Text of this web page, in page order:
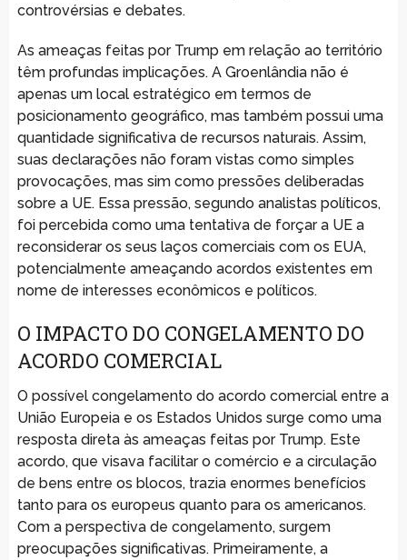
controvérsias e debates.
As ameaças feitas por Trump em relação ao território
têm profundas implicações. A Groenlândia não é
apenas um local estratégico em termos de
posicionamento geográfico, mas também possui uma
quantidade significativa de recursos naturais. Assim,
suas declarações não foram vistas como simples
provocações, mas sim como pressões deliberadas
sobre a UE. Essa pressão, segundo analistas políticos,
foi percebida como uma tentativa de forçar a UE a
reconsiderar os seus laços comerciais com os EUA,
potencialmente ameaçando acordos existentes em
nome de interesses econômicos e políticos.
O IMPACTO DO CONGELAMENTO DO
ACORDO COMERCIAL
O possível congelamento do acordo comercial entre a
União Europeia e os Estados Unidos surge como uma
resposta direta às ameaças feitas por Trump. Este
acordo, que visava facilitar o comércio e a circulação
de bens entre os blocos, trazia enormes benefícios
tanto para os europeus quanto para os americanos.
Com a perspectiva de congelamento, surgem
preocupações significativas. Primeiramente, a